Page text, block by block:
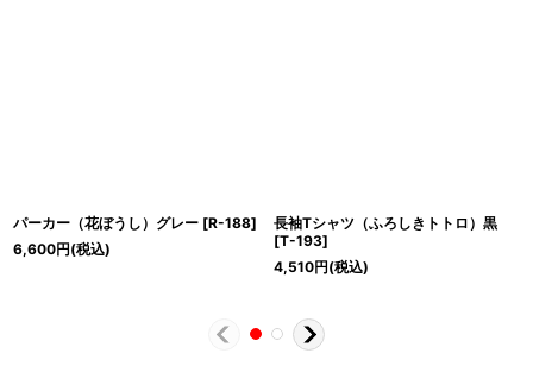
パーカー（花ぼうし）グレー [R-188]
6,600円(税込)
長袖Tシャツ（ふろしきトトロ）黒
[T-193]
4,510円(税込)